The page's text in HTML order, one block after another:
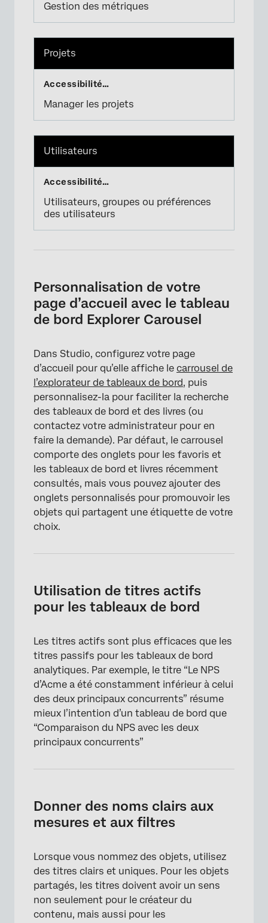
Gestion des métriques
Projets
Manager les projets
Utilisateurs
Utilisateurs, groupes ou préférences
des utilisateurs
Personnalisation de votre
page d’accueil avec le tableau
de bord Explorer Carousel
Dans Studio, configurez votre page
d’accueil pour qu’elle affiche le carrousel de
l’explorateur de tableaux de bord, puis
personnalisez-la pour faciliter la recherche
des tableaux de bord et des livres (ou
contactez votre administrateur pour en
faire la demande). Par défaut, le carrousel
comporte des onglets pour les favoris et
les tableaux de bord et livres récemment
consultés, mais vous pouvez ajouter des
onglets personnalisés pour promouvoir les
objets qui partagent une étiquette de votre
choix.
Utilisation de titres actifs
pour les tableaux de bord
Les titres actifs sont plus efficaces que les
titres passifs pour les tableaux de bord
analytiques. Par exemple, le titre “Le NPS
d’Acme a été constamment inférieur à celui
des deux principaux concurrents” résume
mieux l’intention d’un tableau de bord que
“Comparaison du NPS avec les deux
principaux concurrents”
Donner des noms clairs aux
mesures et aux filtres
Lorsque vous nommez des objets, utilisez
des titres clairs et uniques. Pour les objets
partagés, les titres doivent avoir un sens
non seulement pour le créateur du
contenu, mais aussi pour les